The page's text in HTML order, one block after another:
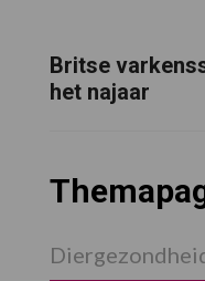
Britse
het najaar